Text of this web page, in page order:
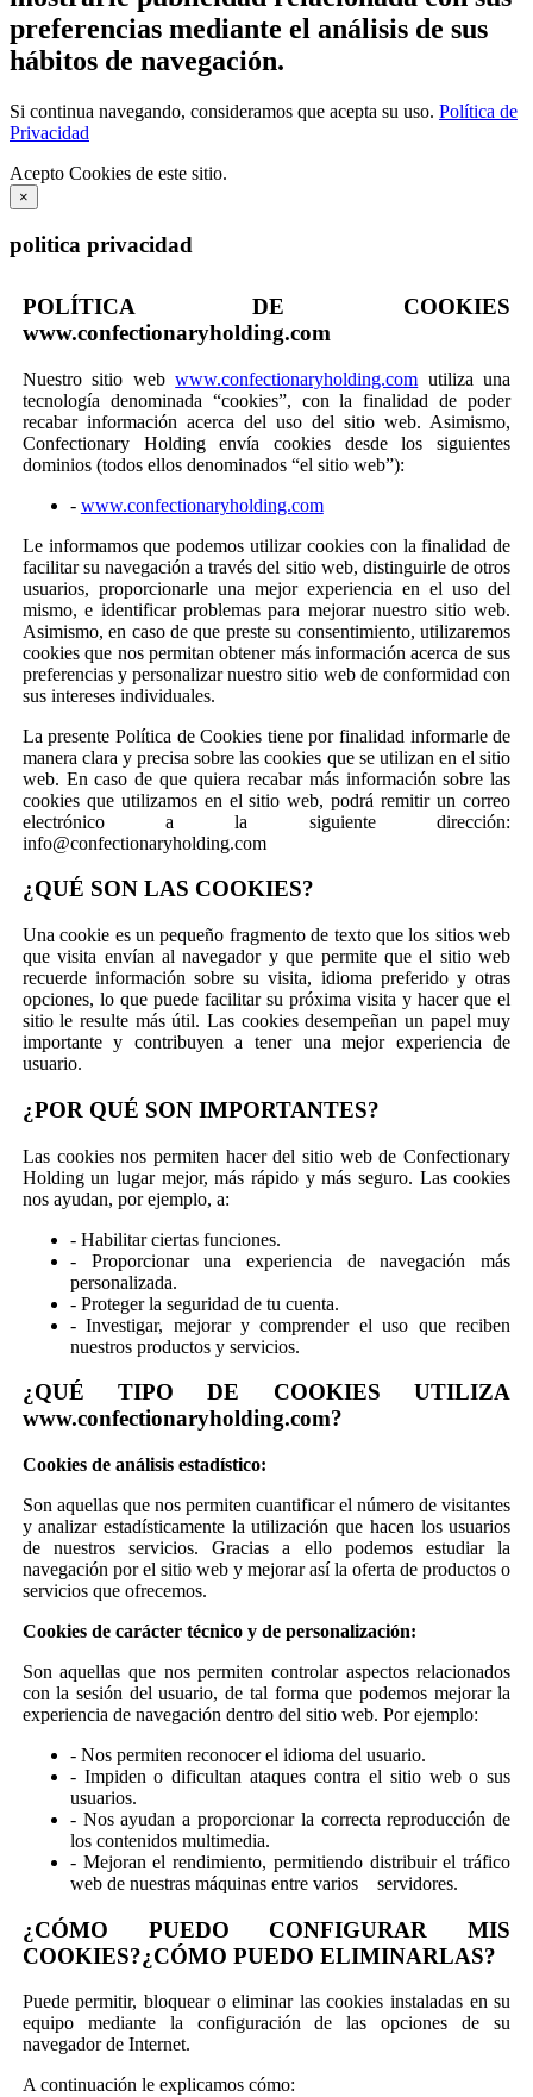
preferencias mediante el análisis de sus
hábitos de navegación.
Si continua navegando, consideramos que acepta su uso. Política de
Privacidad
Acepto Cookies de este sitio.
×
politica privacidad
POLÍTICA DE COOKIES
www.confectionaryholding.com
Nuestro sitio webwww.confectionaryholding.com utiliza una
tecnología denominada “cookies”, con la finalidad de poder
recabar información acerca del uso del sitio web. Asimismo,
Confectionary Holding envía cookies desde los siguientes
dominios (todos ellos denominados “el sitio web”):
- www.confectionaryholding.com
Le informamos que podemos utilizar cookies con la finalidad de
facilitar su navegación a través del sitio web, distinguirle de otros
usuarios, proporcionarle una mejor experiencia en el uso del
mismo, e identificar problemas para mejorar nuestro sitio web.
Asimismo, en caso de que preste su consentimiento, utilizaremos
cookies que nos permitan obtener más información acerca de sus
preferencias y personalizar nuestro sitio web de conformidad con
sus intereses individuales.
La presente Política de Cookies tiene por finalidad informarle de
manera clara y precisa sobre las cookies que se utilizan en el sitio
web. En caso de que quiera recabar más información sobre las
cookies que utilizamos en el sitio web, podrá remitir un correo
electrónico a la siguiente dirección:
info@confectionaryholding.com
¿QUÉ SON LAS COOKIES?
Una cookie es un pequeño fragmento de texto que los sitios web
que visita envían al navegador y que permite que el sitio web
recuerde información sobre su visita, idioma preferido y otras
opciones, lo que puede facilitar su próxima visita y hacer que el
sitio le resulte más útil. Las cookies desempeñan un papel muy
importante y contribuyen a tener una mejor experiencia de
usuario.
¿POR QUÉ SON IMPORTANTES?
Las cookies nos permiten hacer del sitio web de Confectionary
Holding un lugar mejor, más rápido y más seguro. Las cookies
nos ayudan, por ejemplo, a:
- Habilitar ciertas funciones.
- Proporcionar una experiencia de navegación más
personalizada.
- Proteger la seguridad de tu cuenta.
- Investigar, mejorar y comprender el uso que reciben
nuestros productos y servicios.
¿QUÉ TIPO DE COOKIES UTILIZA
www.confectionaryholding.com?
Cookies de análisis estadístico:
Son aquellas que nos permiten cuantificar el número de visitantes
y analizar estadísticamente la utilización que hacen los usuarios
de nuestros servicios. Gracias a ello podemos estudiar la
navegación por el sitio web y mejorar así la oferta de productos o
servicios que ofrecemos.
Cookies de carácter técnico y de personalización:
Son aquellas que nos permiten controlar aspectos relacionados
con la sesión del usuario, de tal forma que podemos mejorar la
experiencia de navegación dentro del sitio web. Por ejemplo:
- Nos permiten reconocer el idioma del usuario.
- Impiden o dificultan ataques contra el sitio web o sus
usuarios.
- Nos ayudan a proporcionar la correcta reproducción de
los contenidos multimedia.
- Mejoran el rendimiento, permitiendo distribuir el tráfico
web de nuestras máquinas entre varios servidores.
¿CÓMO PUEDO CONFIGURAR MIS
COOKIES?¿CÓMO PUEDO ELIMINARLAS?
Puede permitir, bloquear o eliminar las cookies instaladas en su
equipo mediante la configuración de las opciones de su
navegador de Internet.
A continuación le explicamos cómo: